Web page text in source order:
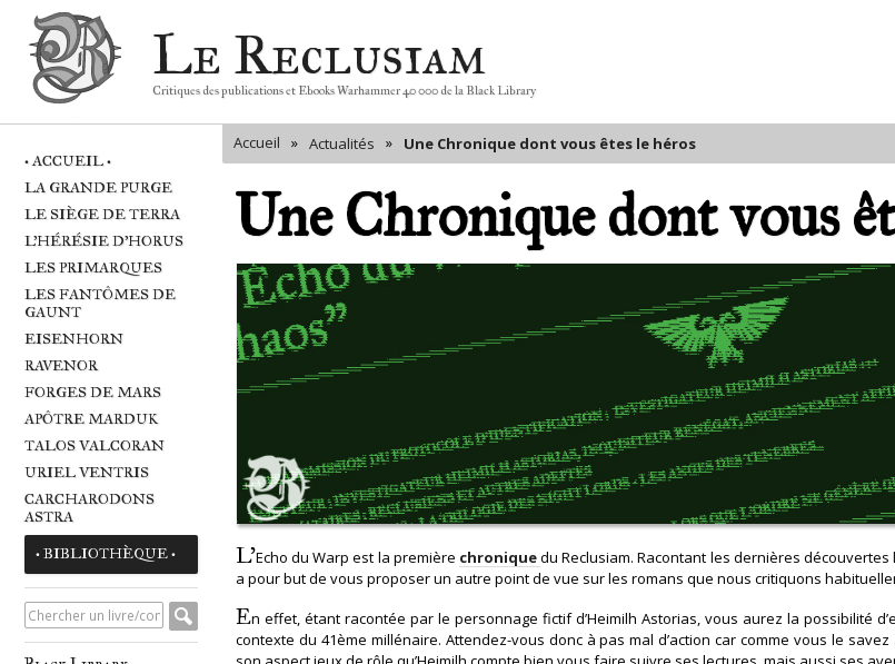
Le Reclusiam
Critiques des publications et Ebooks Warhammer 40 000 de la Black Library
• ACCUEIL •
LA GRANDE PURGE
LE SIÈGE DE TERRA
L'HÉRÉSIE D'HORUS
LES PRIMARQUES
LES FANTÔMES DE
GAUNT
EISENHORN
RAVENOR
FORGES DE MARS
APÔTRE MARDUK
TALOS VALCORAN
URIEL VENTRIS
CARCHARODONS
ASTRA
• BIBLIOTHÈQUE •
Accueil » Actualités » Une Chronique dont vous êtes le héros
Une Chronique dont vous
L’Echo du Warp est la première chroniquedu Reclusiam. Racontant les dernières
a pour but de vous proposer un autre point de vue sur les romans que nous critiquons
En effet, étant racontée par le personnage fictif d’Heimilh Astorias, vous aurez la possibilité
contexte du 41ème millénaire. Attendez-vous donc à pas mal d’action car comme vous le